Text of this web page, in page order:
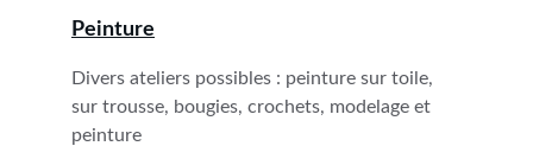
Divers ateliers possibles : peinture sur toile,
sur trousse, bougies, crochets, modelage et
peinture
Peinture